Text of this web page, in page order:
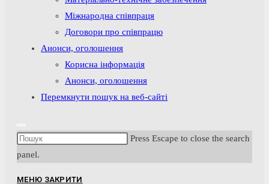
Міжнародна співпраця
Договори про співпрацю
Анонси, оголошення
Корисна інформація
Анонси, оголошення
Перемкнути пошук на веб-сайті
Press Escape to close the search
panel.
МЕНЮ ЗАКРИТИ